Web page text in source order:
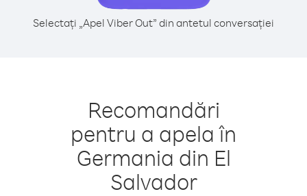
Selectați „Apel Viber Out” din antetul conversației
Recomandări
pentru a apela în
Germania din El
Salvador